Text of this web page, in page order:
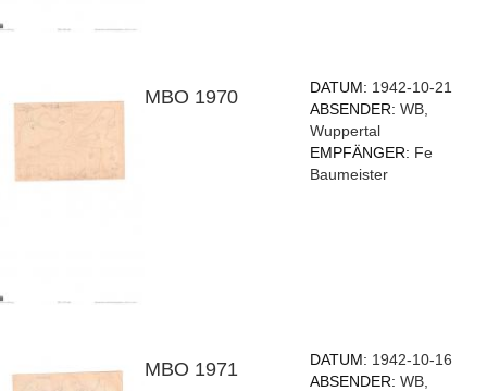
MBO 1970 DATUM: 1942-10-21
ABSENDER:WB,
Wuppertal
EMPFÄNGER: Fe
Baumeister
MBO 1971 DATUM: 1942-10-16
ABSENDER:WB,